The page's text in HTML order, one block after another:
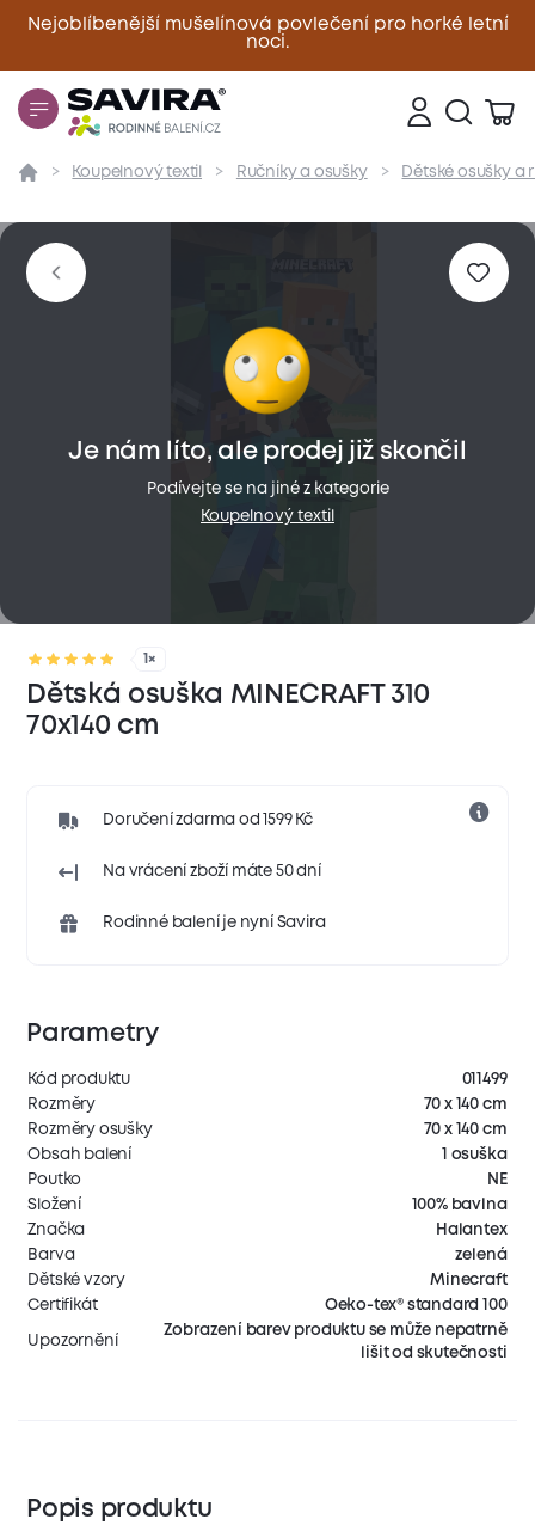
Nejoblíbenější mušelínová povlečení pro horké letní
noci.
Zavřít
Přehled Parametry Popis produktu Materiál
Koupelnový textil Ručníky a osušky Dětské osušky a
1×
Dětská osuška MINECRAFT 310
70x140 cm
Doručení zdarma od 1599 Kč
Na vrácení zboží máte 50 dní
Rodinné balení je nyní Savira
Je nám líto, ale prodej již skončil
Podívejte se na jiné z kategorie
Koupelnový textil
Parametry
Kód produktu
011499
Rozměry
70 x 140 cm
Rozměry osušky
70 x 140 cm
Obsah balení
1 osuška
Poutko
NE
Složení
100% bavlna
Značka
Halantex
Barva
zelená
Dětské vzory
Minecraft
Certifikát
Oeko-tex® standard 100
Upozornění
Zobrazení barev produktu se může nepatrně
lišit od skutečnosti
Popis produktu